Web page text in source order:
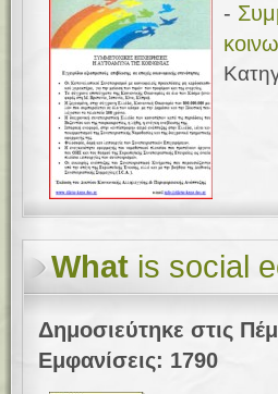
-
What is social
Δημοσιεύτηκε στις
Εμφανίσεις: 1790